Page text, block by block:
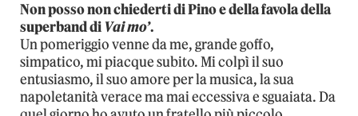
Non posso non chiederti di Pino e della favola della
superband di Vai mo’.
Un pomeriggio venne da me, grande goffo,
simpatico, mi piacque subito. Mi colpì il suo
entusiasmo, il suo amore per la musica, la sua
napoletanità verace ma mai eccessiva e sguaiata. Da